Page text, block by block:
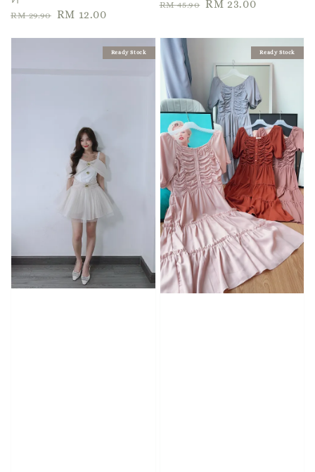
Regular
RM 29.90 Sale
RM 12.00
Regular
RM 45.90 Sale
RM 23.00
Ready Stock Ready Stock